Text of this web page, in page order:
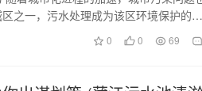
之一，污水处理成为该区环境保护的重
0 0 69